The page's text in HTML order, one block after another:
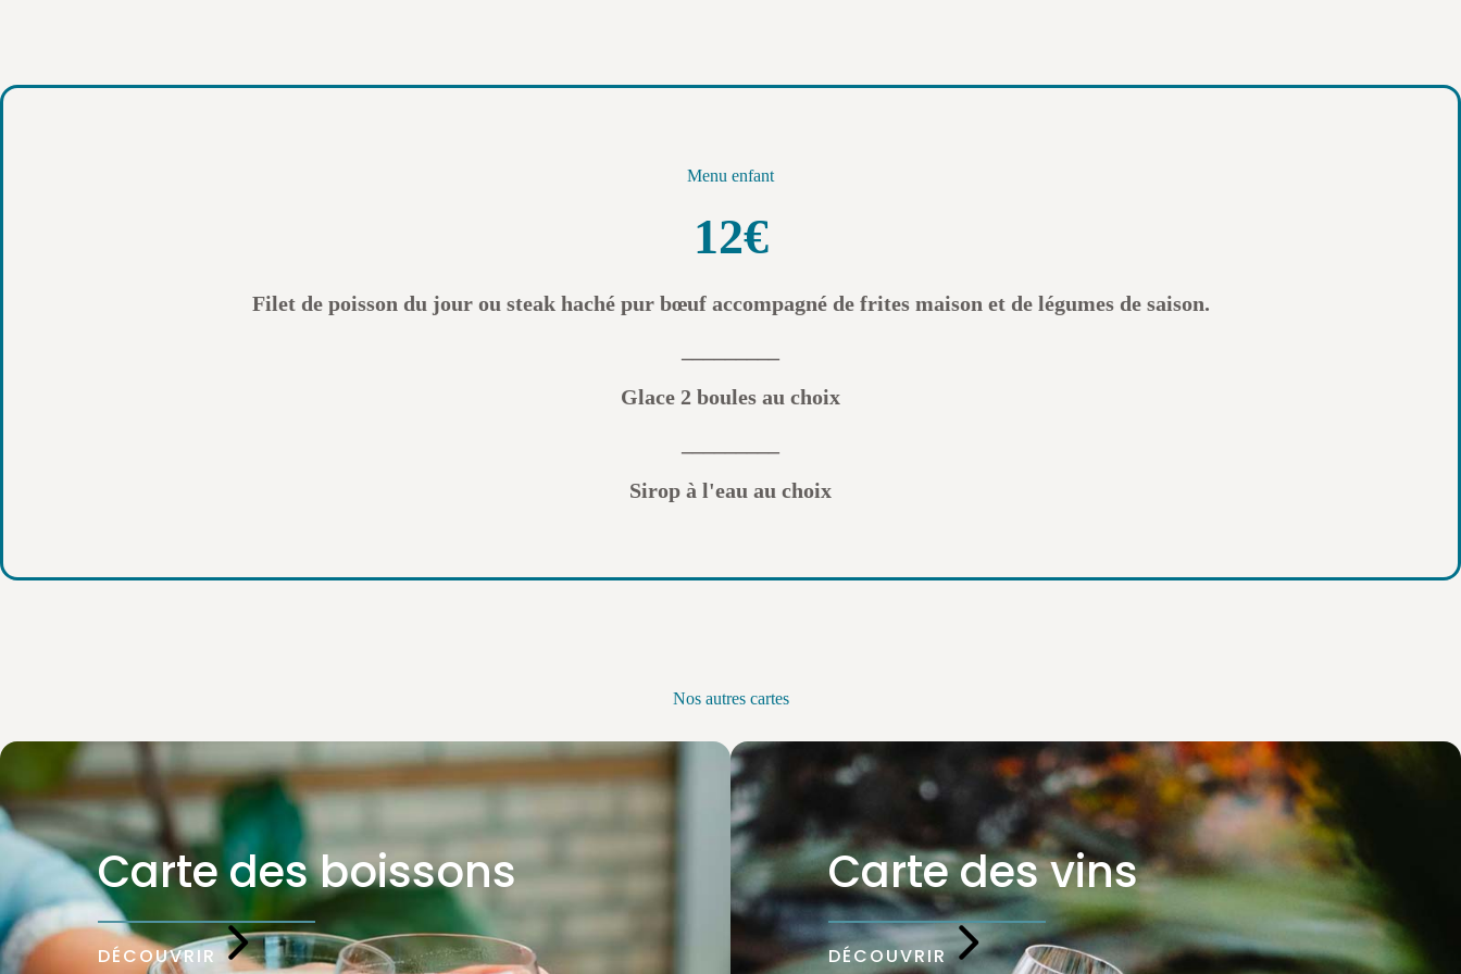
Menu enfant
12€
Filet de poisson du jour ou steak haché pur bœuf accompagné de frites maison et de légumes de saison.
Glace 2 boules au choix
Sirop à l'eau au choix
Nos autres cartes
Carte des boissons
DÉCOUVRIR
Carte des vins
DÉCOUVRIR